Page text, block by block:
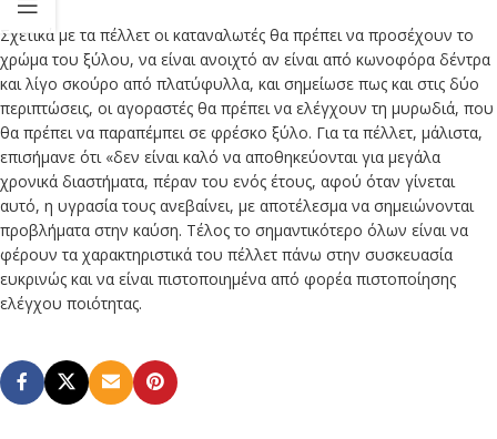
Σχετικά με τα πέλλετ οι καταναλωτές θα πρέπει να προσέχουν το
χρώμα του ξύλου, να είναι ανοιχτό αν είναι από κωνοφόρα δέντρα
και λίγο σκούρο από πλατύφυλλα, και σημείωσε πως και στις δύο
περιπτώσεις, οι αγοραστές θα πρέπει να ελέγχουν τη μυρωδιά, που
θα πρέπει να παραπέμπει σε φρέσκο ξύλο. Για τα πέλλετ, μάλιστα,
επισήμανε ότι «δεν είναι καλό να αποθηκεύονται για μεγάλα
χρονικά διαστήματα, πέραν του ενός έτους, αφού όταν γίνεται
αυτό, η υγρασία τους ανεβαίνει, με αποτέλεσμα να σημειώνονται
προβλήματα στην καύση. Τέλος το σημαντικότερο όλων είναι να
φέρουν τα χαρακτηριστικά του πέλλετ πάνω στην συσκευασία
ευκρινώς και να είναι πιστοποιημένα από φορέα πιστοποίησης
ελέγχου ποιότητας.